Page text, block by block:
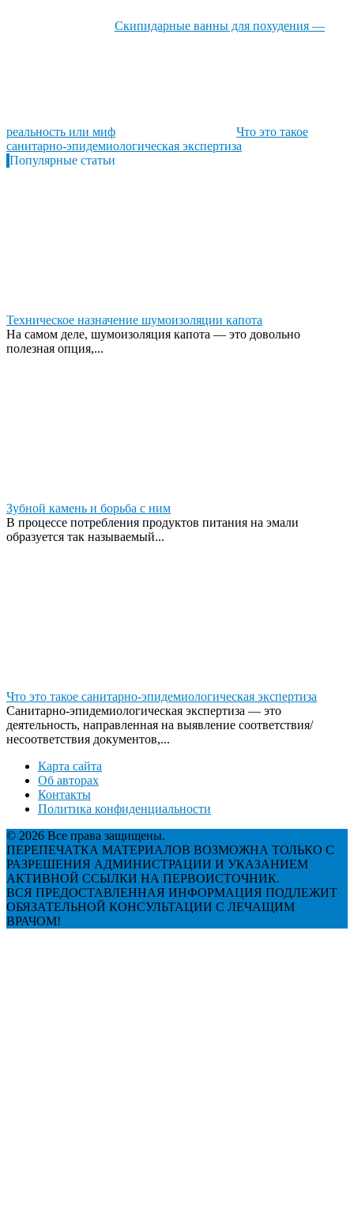
Скипидарные ванны для похудения —
реальность или миф
Что это такое
санитарно-эпидемиологическая экспертиза
Популярные статьи
Техническое назначение шумоизоляции капота
На самом деле, шумоизоляция капота — это довольно
полезная опция,...
Зубной камень и борьба с ним
В процессе потребления продуктов питания на эмали
образуется так называемый...
Что это такое санитарно-эпидемиологическая экспертиза
Санитарно-эпидемиологическая экспертиза — это
деятельность, направленная на выявление соответствия/
несоответствия документов,...
Карта сайта
Об авторах
Контакты
Политика конфиденциальности
© 2026 Все права защищены.
ПЕРЕПЕЧАТКА МАТЕРИАЛОВ ВОЗМОЖНА ТОЛЬКО С
РАЗРЕШЕНИЯ АДМИНИСТРАЦИИ И УКАЗАНИЕМ
АКТИВНОЙ ССЫЛКИ НА ПЕРВОИСТОЧНИК.
ВСЯ ПРЕДОСТАВЛЕННАЯ ИНФОРМАЦИЯ ПОДЛЕЖИТ
ОБЯЗАТЕЛЬНОЙ КОНСУЛЬТАЦИИ С ЛЕЧАЩИМ
ВРАЧОМ!